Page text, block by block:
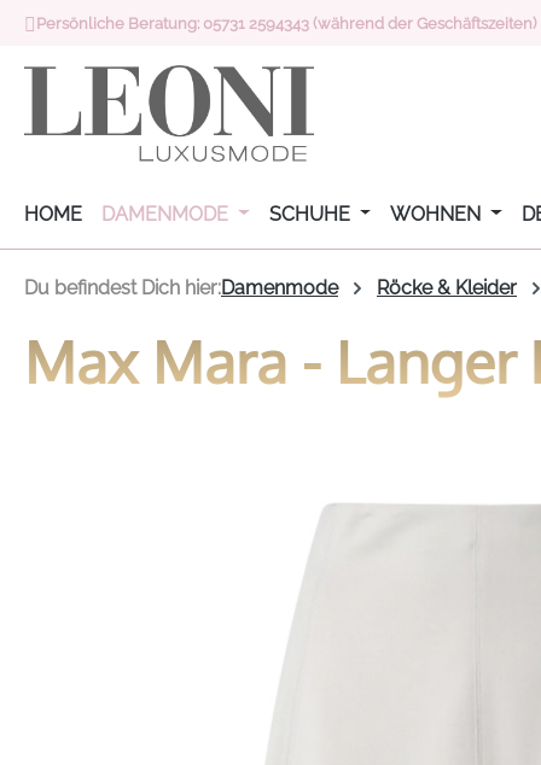
Hauptinhalt springen
Zur Suche springen
Zur Hauptnavigation springen
Persönliche Beratung: 05731 2594343 (während der Geschäftszeiten)
HOME DAMENMODE SCHUHE WOHNEN
Du befindest Dich hier:Damenmode Röcke & Kleider
Max Mara - Langer